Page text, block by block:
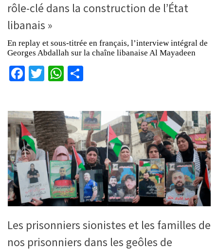
rôle-clé dans la construction de l’État
libanais »
En replay et sous-titrée en français, l’interview intégral de
Georges Abdallah sur la chaîne libanaise Al Mayadeen
Facebook
TwitterWhatsApp
Les prisonniers sionistes et les familles de
nos prisonniers dans les geôles de